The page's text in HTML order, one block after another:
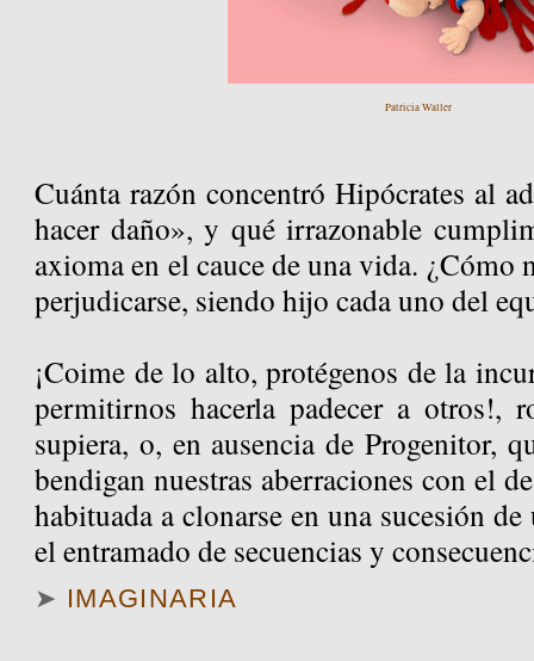
Patricia Waller
Cuánta razón concentró Hipócrates al
hacer daño», y qué irrazonable
axioma en el cauce de una vida. ¿Cómo
perjudicarse, siendo hijo cada uno del
¡Coime de lo alto, protégenos de la
permitirnos hacerla padecer a otros!,
supiera, o, en ausencia de Progenitor,
bendigan nuestras aberraciones con el
habituada a clonarse en una sucesión
el entramado de secuencias y
➤ IMAGINARIA